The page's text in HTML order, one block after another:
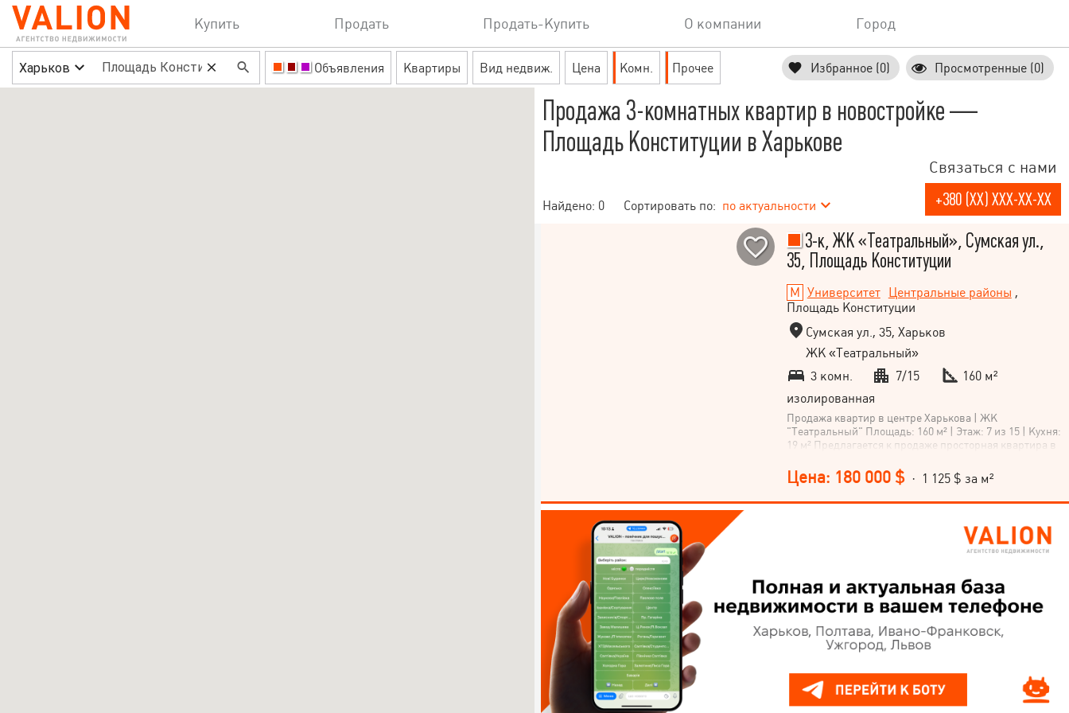
Купить Продать Продать-Купить О компании Город
Харьков Объявления Квартиры Вид недвиж. Цена Комн. Прочее Избранное (0) Просмотренные (0)
Продажа 3-комнатных квартир в новостройке —
Площадь Конституции в Харькове
Найдено: 0 Сортировать по: по актуальности
Связаться с нами
+380 (XX) XXX-XX-XX
3-к, ЖК «Театральный», Сумская ул.,
35, Площадь Конституции
Университет Центральные районы ,
Площадь Конституции
Сумская ул., 35, Харьков
ЖК «Театральный»
3 комн.
7/15
160 м²
изолированная
Продажа квартир в центре Харькова | ЖК
"Театральный" Площадь: 160 м² | Этаж: 7 из 15 | Кухня:
19 м² Предлагается к продаже просторная квартира в
Харькова – ЖК "Театральный", расположенный
рядом с садом имени Тараса Шевченко. Основные
преимущества: Новый современный дом бизнес-
уровнем безопасности. Квартира находится на
золотой стадии готовности: выполнены все черновые
работы на самом высоком уровне, что позволяет
затрат времени и средств. В стоимость входят
отделочные материалы от ведущих мировых брендов:
натуральный паркет, премиальная сантехника,
Продуманная планировка позволяет создать
уникальный интерьер для ценителей стиля и
кулинарных экспериментов и семейных вечеров.
Локация: Исторический центр города. Рядом сад им.
Тараса Шевченко, лучшие рестораны, театры, бутики,
Цена: 180 000 $· 1 125 $ за м²